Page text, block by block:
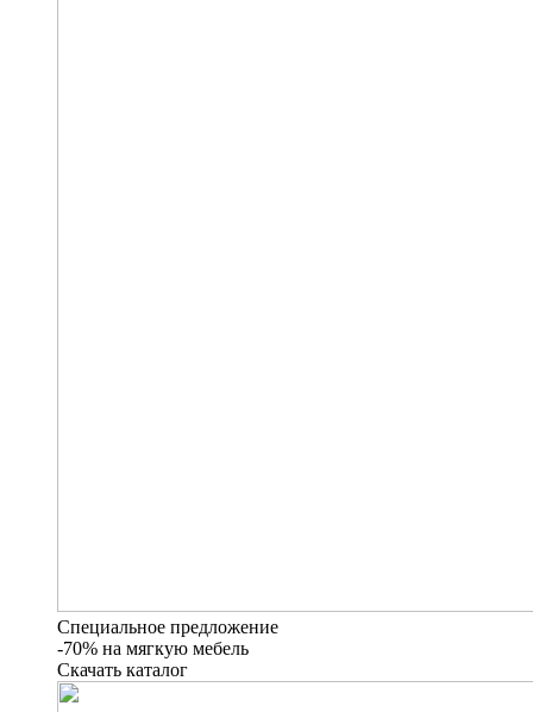
Специальное предложение
-70% на мягкую мебель
Скачать каталог